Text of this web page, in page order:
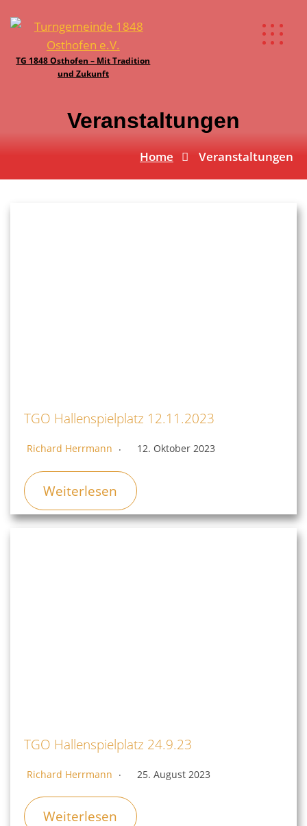
TG 1848 Osthofen – Mit Tradition
und Zukunft
Veranstaltungen
Home Veranstaltungen
TGO Hallenspielplatz 12.11.2023
Richard Herrmann 12. Oktober 2023
Weiterlesen
TGO Hallenspielplatz 24.9.23
Richard Herrmann 25. August 2023
Weiterlesen